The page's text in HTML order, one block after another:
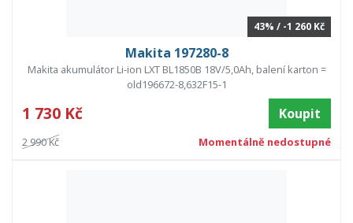
43% / -1 260 Kč
Makita 197280-8
Makita akumulátor Li-ion LXT BL1850B 18V/5,0Ah, balení karton =
old196672-8,632F15-1
1 730 Kč Koupit
2 990 Kč Momentálně nedostupné